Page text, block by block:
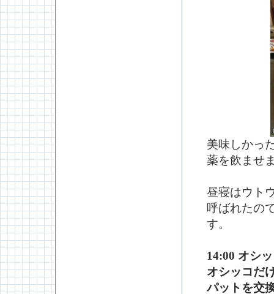
美味しかっ
薬を飲ませ
昼寝はウト
呼ばれたの
す。
14:00 オシ
オシッコだ
パットを交